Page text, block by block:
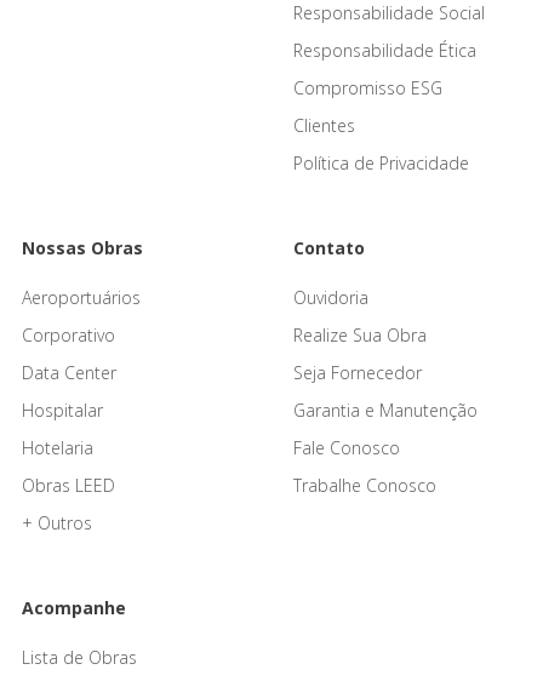
Responsabilidade Social
Responsabilidade Ética
Compromisso ESG
Clientes
Política de Privacidade
Nossas Obras
Aeroportuários
Corporativo
Data Center
Hospitalar
Hotelaria
Obras LEED
+ Outros
Contato
Ouvidoria
Realize Sua Obra
Seja Fornecedor
Garantia e Manutenção
Fale Conosco
Trabalhe Conosco
Acompanhe
Lista de Obras